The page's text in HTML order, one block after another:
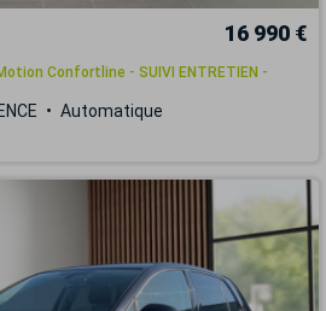
16 990 €
Confortline - SUIVI ENTRETIEN -
Automatique